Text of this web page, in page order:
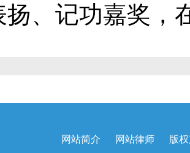
扬、记功嘉奖，
网站简介 网站律师 版